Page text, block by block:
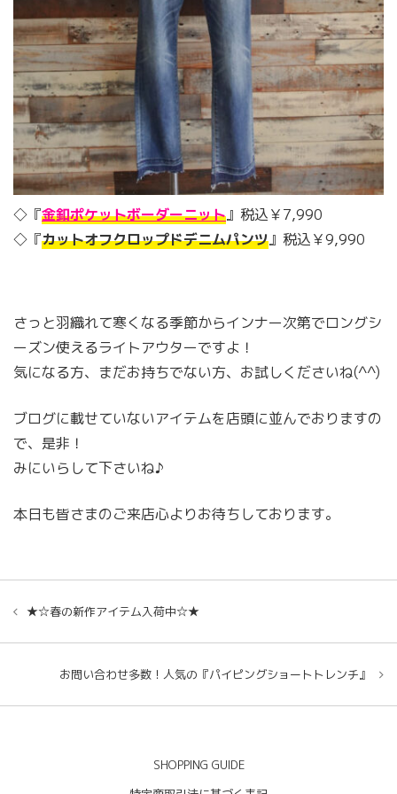
◇『金釦ポケットボーダーニット』税込￥7,990
◇『カットオフクロップドデニムパンツ』税込￥9,990
さっと羽織れて寒くなる季節からインナー次第でロングシ
ーズン使えるライトアウターですよ！
気になる方、まだお持ちでない方、お試しくださいね(^^)
ブログに載せていないアイテムを店頭に並んでおりますの
で、是非！
みにいらして下さいね♪
本日も皆さまのご来店心よりお待ちしております。
★☆春の新作アイテム入荷中☆★
お問い合わせ多数！人気の『パイピングショートトレンチ』
SHOPPING GUIDE